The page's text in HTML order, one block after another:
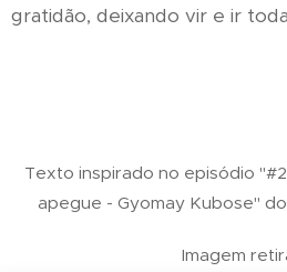
gratidão, deixando vir e ir
Texto inspirado no episódio
apegue - Gyomay Kubose"
Imagem